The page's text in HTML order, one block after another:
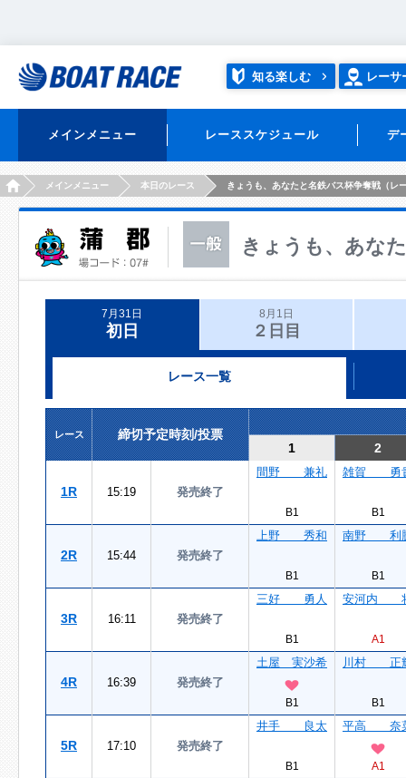
知る楽しむ レーサ
メインメニュー レーススケジュール デ
HOMEメインメニュー 本日のレース きょうも、あなたと名鉄バス杯争奪戦（レ
きょうも、あな
7月31日
初日
8月1日
２日目
レース一覧
レース
締切予定時刻/投票
1
2
1R 15:19 発売終了
間野 兼礼
B1
雑賀 勇
B1
2R 15:44 発売終了
上野 秀和
B1
南野 利
B1
3R 16:11 発売終了
三好 勇人
B1
安河内
A1
4R 16:39 発売終了
土屋 実沙希
B1
川村 正
B1
5R 17:10 発売終了
井手 良太
B1
平高 奈
A1